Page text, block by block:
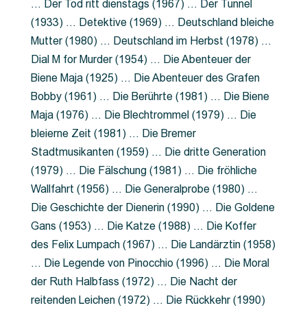
… Der Tod ritt dienstags (1967) … Der Tunnel
(1933) … Detektive (1969) … Deutschland bleiche
Mutter (1980) … Deutschland im Herbst (1978) …
Dial M for Murder (1954) … Die Abenteuer der
Biene Maja (1925) … Die Abenteuer des Grafen
Bobby (1961) … Die Berührte (1981) … Die Biene
Maja (1976) … Die Blechtrommel (1979) … Die
bleierne Zeit (1981) … Die Bremer
Stadtmusikanten (1959) … Die dritte Generation
(1979) … Die Fälschung (1981) … Die fröhliche
Wallfahrt (1956) … Die Generalprobe (1980) …
Die Geschichte der Dienerin (1990) … Die Goldene
Gans (1953) … Die Katze (1988) … Die Koffer
des Felix Lumpach (1967) … Die Landärztin (1958)
… Die Legende von Pinocchio (1996) … Die Moral
der Ruth Halbfass (1972) … Die Nacht der
reitenden Leichen (1972) … Die Rückkehr (1990)